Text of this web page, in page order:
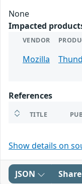
None
Impacted
VENDOR
Mozilla
References
TITLE
Show details on
JSON Share